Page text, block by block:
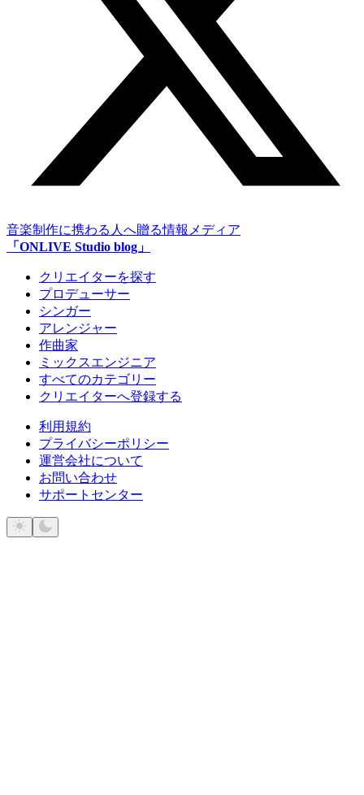
音楽制作に携わる人へ贈る情報メディア
「ONLIVE Studio blog」
クリエイターを探す
プロデューサー
シンガー
アレンジャー
作曲家
ミックスエンジニア
すべてのカテゴリー
クリエイターへ登録する
利用規約
プライバシーポリシー
運営会社について
お問い合わせ
サポートセンター